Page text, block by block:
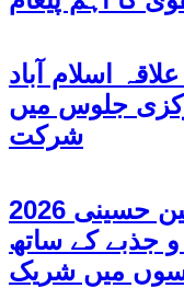
اسلام آباد
جلوس میں
شرکت
پاکستان بھر میں اربعین حسینی 2026
جذبے کے ساتھ
میں شریک